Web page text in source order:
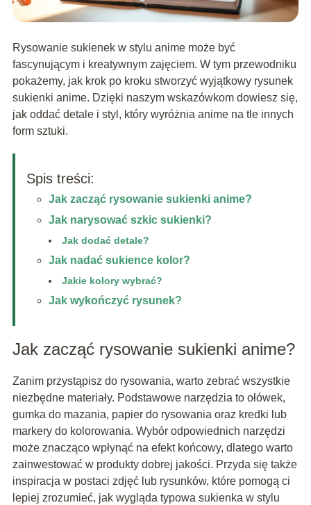
Rysowanie sukienek w stylu anime może być
fascynującym i kreatywnym zajęciem. W tym przewodniku
pokażemy, jak krok po kroku stworzyć wyjątkowy rysunek
sukienki anime. Dzięki naszym wskazówkom dowiesz się,
jak oddać detale i styl, który wyróżnia anime na tle innych
form sztuki.
Spis treści:
Jak zacząć rysowanie sukienki anime?
Jak narysować szkic sukienki?
Jak dodać detale?
Jak nadać sukience kolor?
Jakie kolory wybrać?
Jak wykończyć rysunek?
Jak zacząć rysowanie sukienki anime?
Zanim przystąpisz do rysowania, warto zebrać wszystkie
niezbędne materiały. Podstawowe narzędzia to ołówek,
gumka do mazania, papier do rysowania oraz kredki lub
markery do kolorowania. Wybór odpowiednich narzędzi
może znacząco wpłynąć na efekt końcowy, dlatego warto
zainwestować w produkty dobrej jakości. Przyda się także
inspiracja w postaci zdjęć lub rysunków, które pomogą ci
lepiej zrozumieć, jak wygląda typowa sukienka w stylu